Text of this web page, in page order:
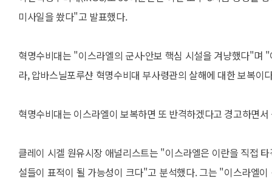
미사일을 쐈다"고 발표했다.
혁명수비대는 "이스라엘의 군사·안보 핵심 시설을 겨냥했다"며
라, 압바스닐포루샨 혁명수비대 부사령관의 살해에 대한 보복이
혁명수비대는 이스라엘이 보복하면 또 반격하겠다고 경고하면
클레이 시겔 원유시장 애널리스트는 "이스라엘은 이란을 직접
설들이 표적이 될 가능성이 크다"고 분석했다. 그는 "이스라엘